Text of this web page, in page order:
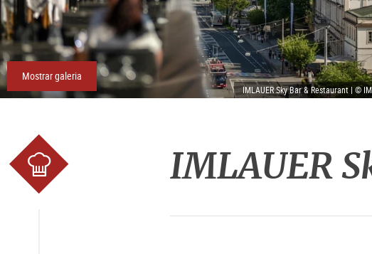
IMLAUER Sky Bar & Restaurant | ©
Mostrar galeria
IMLAUER